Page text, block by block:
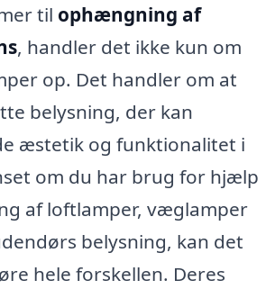
til ophængning af
, handler det ikke kun om
op. Det handler om at
belysning, der kan
æstetik og funktionalitet i
om du har brug for hjælp
af loftlamper, væglamper
belysning, kan det
hele forskellen. Deres